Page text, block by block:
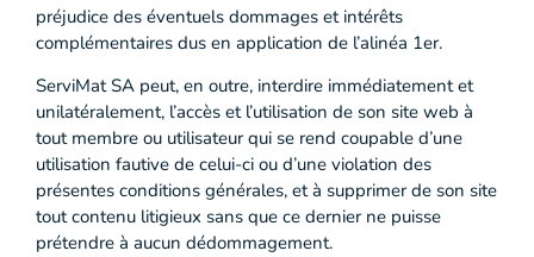
préjudice des éventuels dommages et intérêts
complémentaires dus en application de l’alinéa 1er.
ServiMat SA peut, en outre, interdire immédiatement et
unilatéralement, l’accès et l’utilisation de son site web à
tout membre ou utilisateur qui se rend coupable d’une
utilisation fautive de celui-ci ou d’une violation des
présentes conditions générales, et à supprimer de son site
tout contenu litigieux sans que ce dernier ne puisse
prétendre à aucun dédommagement.